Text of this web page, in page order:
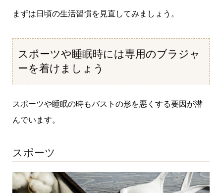
まずは日頃の生活習慣を見直してみましょう。
スポーツや睡眠時には専用のブラジャ
ーを着けましょう
スポーツや睡眠の時もバストの形を悪くする要因が潜
んでいます。
スポーツ